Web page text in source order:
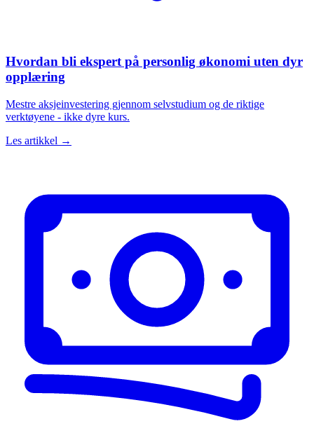
Hvordan bli ekspert på personlig økonomi uten dyr
opplæring
Mestre aksjeinvestering gjennom selvstudium og de riktige
verktøyene - ikke dyre kurs.
Les artikkel →